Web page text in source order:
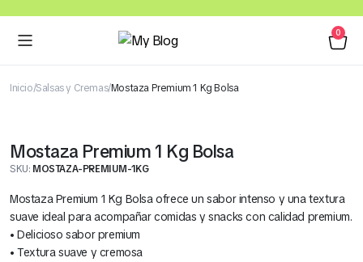
0
Inicio Salsas y Cremas Mostaza Premium 1 Kg Bolsa
Mostaza Premium 1 Kg Bolsa
SKU: MOSTAZA-PREMIUM-1KG
Mostaza Premium 1 Kg Bolsa ofrece un sabor intenso y una textura
suave ideal para acompañar comidas y snacks con calidad premium.
• Delicioso sabor premium
• Textura suave y cremosa